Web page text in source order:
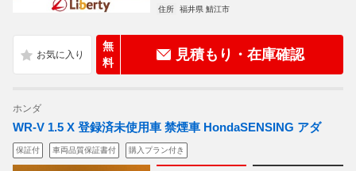
住所
福井県 鯖江市
無
料
見積もり・在庫確認
ホンダ
WR-V 1.5 X 登録済未使用車 禁煙車 HondaSENSING アダ
保証付 車両品質保証書付 購入プラン付き